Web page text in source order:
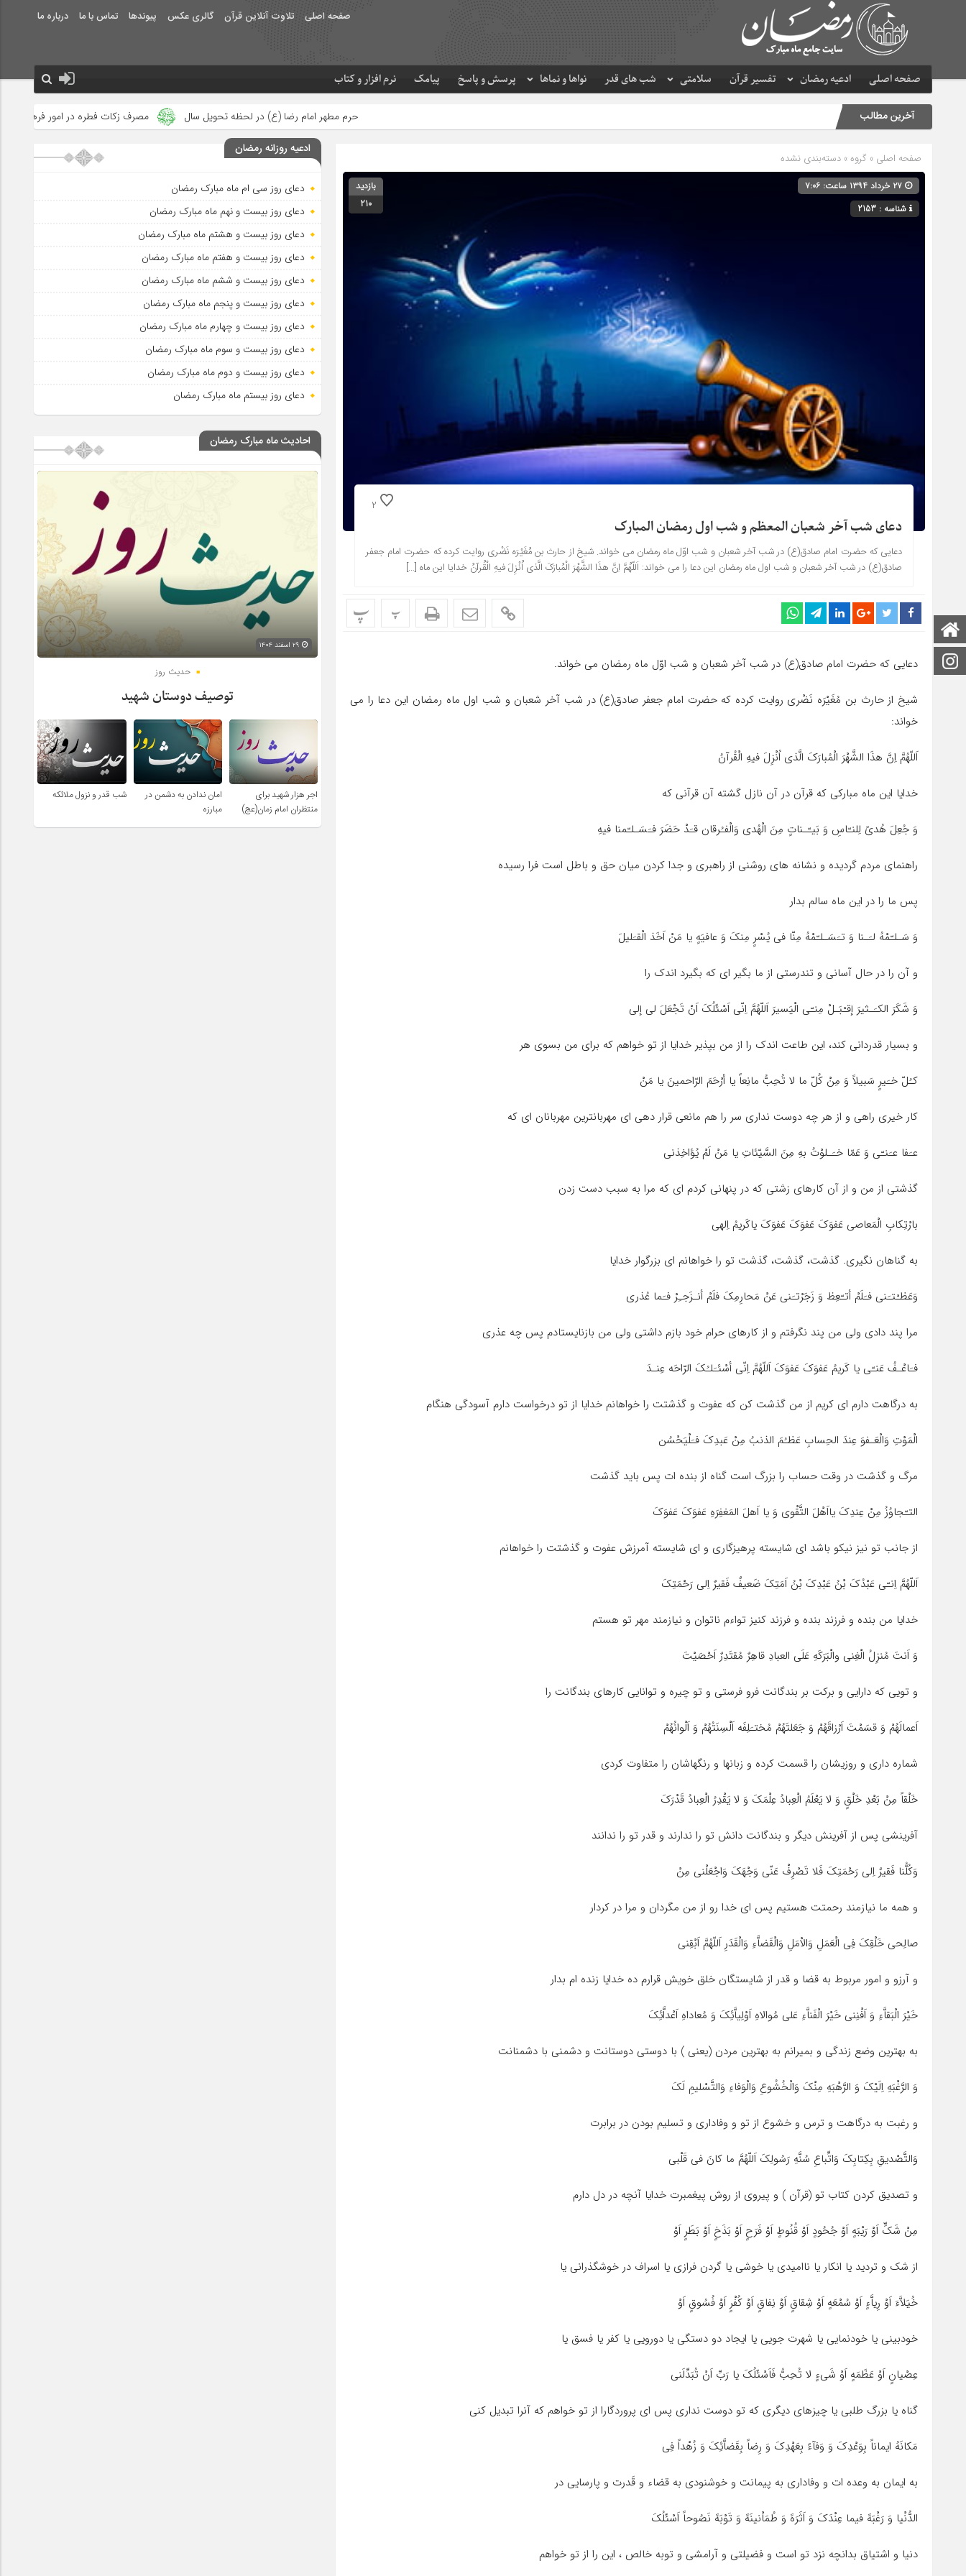
صفحه اصلی تلاوت آنلاین قرآن گالری عکس پیوندها تماس با ما درباره ما
صفحه اصلی ادعیه رمضان تفسیر قرآن سلامتی شب های قدر نواها و نماها پرسش و پاسخ پیامک نرم افزار و کتاب
صفحه اصلی
اینستاگرام
آخرین مطالب حرم مطهر امام رضا (ع) در لحظه تحویل سال مصرف زکات فطره در امور فرهنگی جلوه‌های بزرگ نصرت
صفحه اصلی » گروه » دسته‌بندی نشده
شناسه : 2153
بازدید
210
2
دعای شب آخر شعبان المعظم و شب اول رمضان المبارک
دعایی که حضرت امام صادق(ع) در شب آخر شعبان و شب اوّل ماه رمضان مى خواند. شیخ از حارث بن مُغَیْرَه نَضْرى روایت کرده که حضرت امام جعفر
صادق(ع) در شب آخر شعبان و شب اول ماه رمضان این دعا را مى خواند: اَللّهُمَّ اِنَّ هذَا الشَّهْرَ الْمُبارَکَ الَّذى اُنْزِلَ فیهِ الْقُرآنُ خدایا این ماه […]
پ پ
دعایی که حضرت امام صادق(ع) در شب آخر شعبان و شب اوّل ماه رمضان مى خواند.
شیخ از حارث بن مُغَیْرَه نَضْرى روایت کرده که حضرت امام جعفر صادق(ع) در شب آخر شعبان و شب اول ماه رمضان این دعا را مى
خواند:
اَللّهُمَّ اِنَّ هذَا الشَّهْرَ الْمُبارَکَ الَّذى اُنْزِلَ فیهِ الْقُرآنُ
خدایا این ماه مبارکى که قرآن در آن نازل گشته آن قرآنى که
وَ جُعِلَ هُدىً لِلنـّاسِ وَ بَیـّـناتٍ مِنَ الْهُدى وَالْفـُرقان قـَدْ حَضَرَ فـَسَـلـّمنا فیهِ
راهنماى مردم گردیده و نشانه هاى روشنى از راهبرى و جدا کردن میان حق و باطل است فرا رسیده
پس ما را در این ماه سالم بدار
وَ سَـلـّمْهُ لـَـنا وَ تـَسَـلـّمْهُ مِنّا فى یُسْرٍ مِنکَ وَ عافیَهٍ یا مَنْ اَخَذ الْقـَلیلَ
و آن را در حال آسانى و تندرستى از ما بگیر اى که بگیرد اندک را
وَ شَکَرَ الکـَـثیرَ إقـْبَـلْ مِنـّى الْیَسیرَ اَللّهُمَّ اِنّى اَسْئَلُکَ اَنْ تَجْعَلَ لى إلى
و بسیار قدردانى کند، این طاعت اندک را از من بپذیر خدایا از تو خواهم که براى من بسوى هر
کـُلّ خـَیرٍ سَبیلاً وَ مِنْ کُلّ ما لا تُحِبُّ مانِعاً یا أرْحَمَ الرّاحمینَ یا مَنْ
کار خیرى راهى و از هر چه دوست ندارى سر را هم مانعى قرار دهى اى مهربانترین مهربانان اى که
عـَفا عـَنـّى وَ عَمّا خـَـلوْتُ بهِ مِنَ السَّیّئاتِ یا مَنْ لَمْ یُؤاخِذنى
گذشتى از من و از آن کارهاى زشتى که در پنهانى کردم اى که مرا به سبب دست زدن
بارْتِکابِ الْمَعاصى عَفوَکَ عَفوَکَ عَفوَکَ یاکَریمُ اِلهى
به گناهان نگیرى. گذشت، گذشت، گذشت تو را خواهانم اى بزرگوار خدایا
وَعَظـْتـَنى فـَلَمْ أتـّعِظ وَ زَجَرْتـَنى عَنْ مَحارِمِکَ فلَمْ أنـزَجـِرْ فـَما عُذرى
مرا پند دادى ولى من پند نگرفتم و از کارهاى حرام خود بازم داشتى ولى من بازنایستادم پس چه عذرى
فـَاعْـفُ عَنـّى یا کَریمُ عَفوَکَ عَفوَکَ اَللّهُمَّ اِنّى أسْئـَلـُکَ الرّاحَه عِنـدَ
به درگاهت دارم اى کریم از من گذشت کن که عفوت و گذشتت را خواهانم خدایا از تو درخواست دارم آسودگى هنگام
الْمَوْتِ وَالْعَـفوَ عِندَ الحِسابِ عَظـُمَ الذنبُ مِنْ عَبدِکَ فـَلْیَحْسُن
مرگ و گذشت در وقت حساب را بزرگ است گناه از بنده ات پس باید گذشت
التـّجاوُزُ مِنْ عِندِکَ یااَهْلَ التَّقْوى وَ یا اَهلَ المَغفِرَهِ عَفوَکَ عَفوَکَ
از جانب تو نیز نیکو باشد اى شایسته پرهیزگارى و اى شایسته آمرزش عفوت و گذشتت را خواهانم
اَللّهُمَّ اِنـّى عَبْدُکَ بْنُ عَبْدِکَ بْنُ اَمَتِکَ ضَعیفٌ فَقیرٌ اِلى رَحْمَتِکَ
خدایا من بنده و فرزند بنده و فرزند کنیز تواءم ناتوان و نیازمند مهر تو هستم
وَ اَنتَ مُنزِلُ الْغِنى والْبَرَکَهِ عَلَى العبادِ قاهِرٌ مُقتَدِرٌ اَحْصَیْتَ
و تویى که دارایى و برکت بر بندگانت فرو فرستى و تو چیره و توانایى کارهاى بندگانت را
اَعمالَهُمْ وَ قسَمْتَ اَرْزاقَهُمْ وَ جَعَلتَهُمْ مُختـَلِفَه اَلْسِنَتُهُمْ وَ اَلْوانُهُمْ
شماره دارى و روزیشان را قسمت کرده و زبانها و رنگهاشان را متفاوت کردى
خَلْقاً مِنْ بَعْدِ خَلْقٍ وَ لا یَعْلَمُ الْعِبادُ عِلْمَکَ وَ لا یَقْدِرُ الْعِبادُ قَدْرَکَ
آفرینشى پس از آفرینش دیگر و بندگانت دانش تو را ندارند و قدر تو را ندانند
وَکُلُّنا فَقیرٌ اِلى رَحْمَتِکَ فَلا تَصْرِفْ عَنّى وَجْهَکَ وَاجْعَلْنى مِنْ
و همه ما نیازمند رحمتت هستیم پس اى خدا رو از من مگردان و مرا در کردار
صالِحى خَلْقِکَ فِى الْعَمَلِ وَالاْمَلِ وَالْقَضاَّءِ وَالْقَدَرِ اَللّهُمَّ اَبْقِنى
و آرزو و امور مربوط به قضا و قدر از شایستگان خلق خویش قرارم ده خدایا زنده ام بدار
خَیْرَ الْبَقاَّءِ وَ اَفْنِنى خَیْرَ الْفَناَّءِ عَلى مُوالاهِ اَوْلِیاَّئِکَ وَ مُعاداهِ اَعْداَّئِکَ
به بهترین وضع زندگى و بمیرانم به بهترین مردن (یعنى ) با دوستى دوستانت و دشمنى با دشمنانت
وَ الرَّغْبَهِ اِلَیْکَ وَ الرَّهْبَهِ مِنْکَ وَالْخُشُوعِ وَالْوَفاءِ وَالتَّسْلیمِ لَکَ
و رغبت به درگاهت و ترس و خشوع از تو و وفادارى و تسلیم بودن در برابرت
وَالتَّصْدیقِ بِکِتابِکَ وَاتِّباعِ سُنَّهِ رَسُولِکَ اَللّهُمَّ ما کانَ فى قَلْبى
و تصدیق کردن کتاب تو (قرآن ) و پیروى از روش پیغمبرت خدایا آنچه در دل دارم
مِنْ شَکٍّ اَوْ رَیْبَهٍ اَوْ جُحُودٍ اَوْ قُنُوطٍ اَوْ فَرَحٍ اَوْ بَذَخٍ اَوْ بَطَرٍ اَوْ
از شک و تردید یا انکار یا ناامیدى یا خوشى یا گردن فرازى یا اسراف در خوشگذرانى یا
خُیَلاَّءَ اَوْ رِیاَّءٍ اَوْ سُمْعَهٍ اَوْ شِقاقٍ اَوْ نِفاقٍ اَوْ کُفْرٍ اَوْ فُسُوقٍ اَوْ
خودبینى یا خودنمایى یا شهرت جویى یا ایجاد دو دستگى یا دورویى یا کفر یا فسق یا
عِصْیانٍ اَوْ عَظَمَهٍ اَوْ شَىءٍ لا تُحِبُّ فَاَسْئَلُکَ یا رَبِّ اَنْ تُبَدِّلَنى
گناه یا بزرگ طلبى یا چیزهاى دیگرى که تو دوست ندارى پس اى پروردگارا از تو خواهم که آنرا تبدیل کنى
مَکانَهُ ایماناً بِوَعْدِکَ وَ وَفآءً بِعَهْدِکَ وَ رِضاً بِقَضاَّئِکَ وَ زُهْداً فِى
به ایمان به وعده ات و وفادارى به پیمانت و خوشنودى به قضاء و قَدرت و پارسایى در
الدُّنْیا وَ رَغْبَهً فیما عِنْدَکَ وَ اَثَرَهً وَ طُمَاْنینَهً وَ تَوْبَهً نَصُوحاً اَسْئَلُکَ
دنیا و اشتیاق بدانچه نزد تو است و فضیلتى و آرامشى و توبه خالص ، این را از تو خواهم
ادعیه روزانه رمضان
دعای روز سی ام ماه مبارک رمضان
دعای روز بیست و نهم ماه مبارک رمضان
دعای روز بیست و هشتم ماه مبارک رمضان
دعای روز بیست و هفتم ماه مبارک رمضان
دعای روز بیست و ششم ماه مبارک رمضان
دعای روز بیست و پنجم ماه مبارک رمضان
دعای روز بیست و چهارم ماه مبارک رمضان
دعای روز بیست و سوم ماه مبارک رمضان
دعای روز بیست و دوم ماه مبارک رمضان
دعای روز بیستم ماه مبارک رمضان
احادیث ماه مبارک رمضان
حدیث روز
توصیف دوستان شهید
اجر هزار شهید برای
منتظران امام زمان(عج)
امان ندادن به دشمن در
مبارزه
شب قدر و نزول ملائکه